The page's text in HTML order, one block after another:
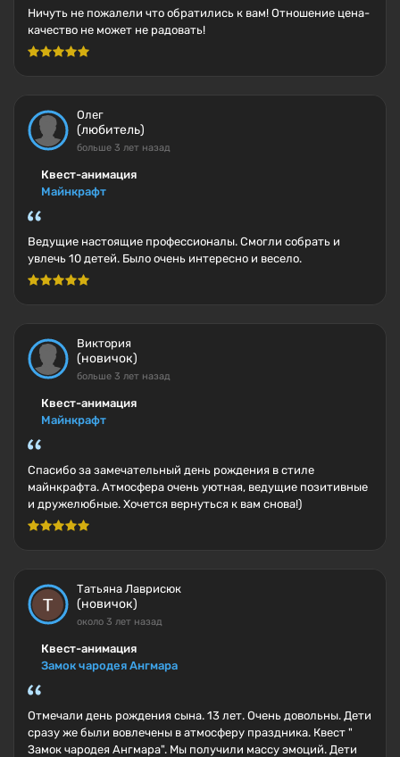
Ничуть не пожалели что обратились к вам! Отношение цена-
качество не может не радовать!
Олег
(любитель)
больше 3 лет назад
Квест-анимация
Майнкрафт
Ведущие настоящие профессионалы. Смогли собрать и
увлечь 10 детей. Было очень интересно и весело.
Виктория
(новичок)
больше 3 лет назад
Квест-анимация
Майнкрафт
Спасибо за замечательный день рождения в стиле
майнкрафта. Атмосфера очень уютная, ведущие позитивные
и дружелюбные. Хочется вернуться к вам снова!)
Татьяна Лаврисюк
(новичок)
около 3 лет назад
Квест-анимация
Замок чародея Ангмара
Отмечали день рождения сына. 13 лет. Очень довольны. Дети
сразу же были вовлечены в атмосферу праздника. Квест "
Замок чародея Ангмара". Мы получили массу эмоций. Дети